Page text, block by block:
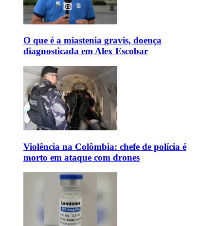
O que é a miastenia gravis, doença
diagnosticada em Alex Escobar
Violência na Colômbia: chefe de polícia é
morto em ataque com drones